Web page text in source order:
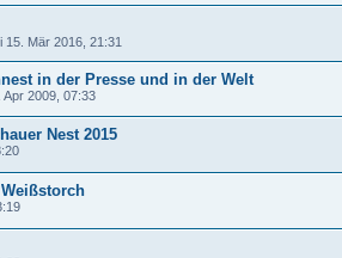
15. Mär 2016, 21:31
in der Presse und in der Welt
Apr 2009, 07:33
Nest 2015